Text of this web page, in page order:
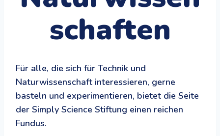
schaften
Für alle, die sich für Technik und
Naturwissenschaft interessieren, gerne
basteln und experimentieren, bietet die Seite
der Simply Science Stiftung einen reichen
Fundus.